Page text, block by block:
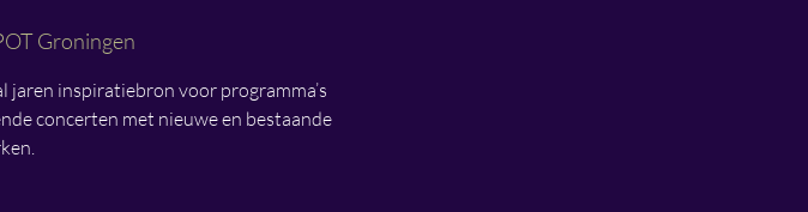
Groningen
jaren inspiratiebron voor programma’s
concerten met nieuwe en bestaande